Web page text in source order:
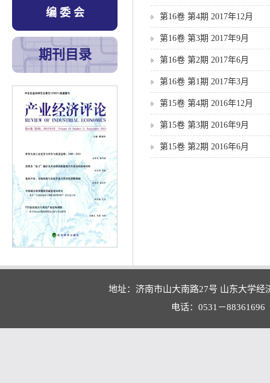
编 委 会
期刊目录
第16卷 第4期 2017年12月
第16卷 第3期 2017年9月
第16卷 第2期 2017年6月
第16卷 第1期 2017年3月
第15卷 第4期 2016年12月
第15卷 第3期 2016年9月
第15卷 第2期 2016年6月
地址：济南市山大南路27号 山东大学
电话：0531－